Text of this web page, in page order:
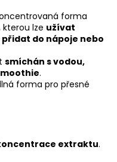
forma
kterou lze užívat
do nápoje nebo
smíchán s vodou,
.
forma pro přesné
extraktu.